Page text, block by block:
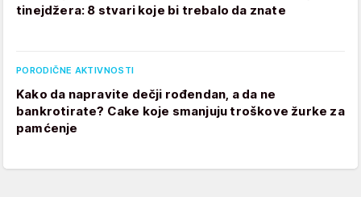
tinejdžera: 8 stvari koje bi trebalo da znate
PORODIČNE AKTIVNOSTI
Kako da napravite dečji rođendan, a da ne
bankrotirate? Cake koje smanjuju troškove žurke za
pamćenje